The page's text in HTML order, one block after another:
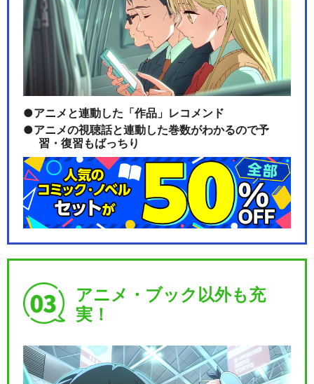
アニメと連動した「作品」レコメンド
アニメの視聴話と連動した巻数がわかるので予
習・復習もばっちり
アニメ・ブック以外も充
実！